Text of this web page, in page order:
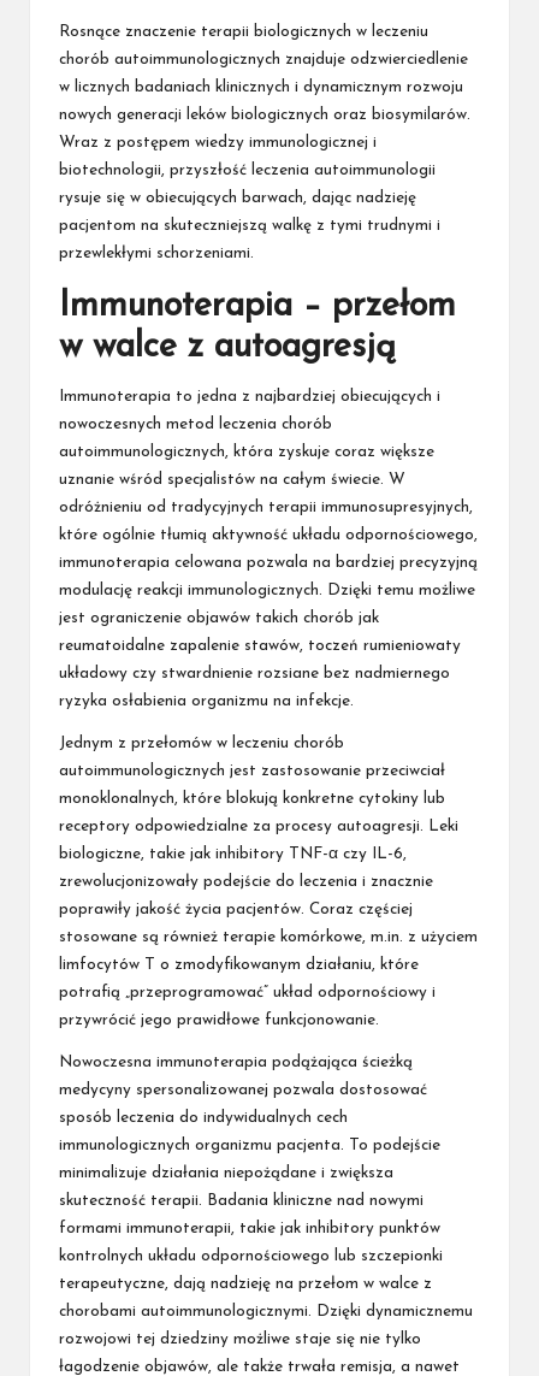
Rosnące znaczenie terapii biologicznych w leczeniu
chorób autoimmunologicznych znajduje odzwierciedlenie
w licznych badaniach klinicznych i dynamicznym rozwoju
nowych generacji leków biologicznych oraz biosymilarów.
Wraz z postępem wiedzy immunologicznej i
biotechnologii, przyszłość leczenia autoimmunologii
rysuje się w obiecujących barwach, dając nadzieję
pacjentom na skuteczniejszą walkę z tymi trudnymi i
przewlekłymi schorzeniami.
Immunoterapia – przełom
w walce z autoagresją
Immunoterapia to jedna z najbardziej obiecujących i
nowoczesnych metod leczenia chorób
autoimmunologicznych, która zyskuje coraz większe
uznanie wśród specjalistów na całym świecie. W
odróżnieniu od tradycyjnych terapii immunosupresyjnych,
które ogólnie tłumią aktywność układu odpornościowego,
immunoterapia celowana pozwala na bardziej precyzyjną
modulację reakcji immunologicznych. Dzięki temu możliwe
jest ograniczenie objawów takich chorób jak
reumatoidalne zapalenie stawów, toczeń rumieniowaty
układowy czy stwardnienie rozsiane bez nadmiernego
ryzyka osłabienia organizmu na infekcje.
Jednym z przełomów w leczeniu chorób
autoimmunologicznych jest zastosowanie przeciwciał
monoklonalnych, które blokują konkretne cytokiny lub
receptory odpowiedzialne za procesy autoagresji. Leki
biologiczne, takie jak inhibitory TNF-α czy IL-6,
zrewolucjonizowały podejście do leczenia i znacznie
poprawiły jakość życia pacjentów. Coraz częściej
stosowane są również terapie komórkowe, m.in. z użyciem
limfocytów T o zmodyfikowanym działaniu, które
potrafią „przeprogramować” układ odpornościowy i
przywrócić jego prawidłowe funkcjonowanie.
Nowoczesna immunoterapia podążająca ścieżką
medycyny spersonalizowanej pozwala dostosować
sposób leczenia do indywidualnych cech
immunologicznych organizmu pacjenta. To podejście
minimalizuje działania niepożądane i zwiększa
skuteczność terapii. Badania kliniczne nad nowymi
formami immunoterapii, takie jak inhibitory punktów
kontrolnych układu odpornościowego lub szczepionki
terapeutyczne, dają nadzieję na przełom w walce z
chorobami autoimmunologicznymi. Dzięki dynamicznemu
rozwojowi tej dziedziny możliwe staje się nie tylko
łagodzenie objawów, ale także trwała remisja, a nawet